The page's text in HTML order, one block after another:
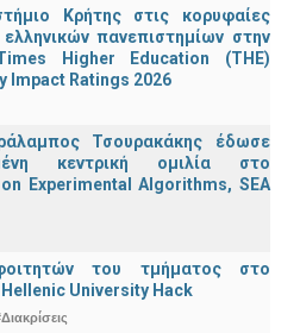
Κρήτης στις κορυφαίες
πανεπιστημίων στην
Higher Education (ΤΗΕ)
Impact Ratings 2026
Τσουρακάκης έδωσε
κεντρική ομιλία στο
Experimental Algorithms, SEA
του τμήματος στο
University Hack